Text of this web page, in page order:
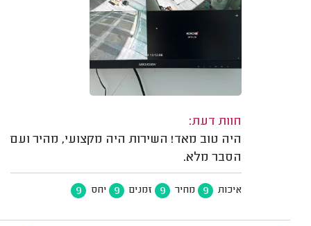
חוות דעת:
היה טוב מאד! השירות היה מקצועי, מהיר ועם
הסבר מלא.
איכות 9 מחיר 9 זמנים 9 יחס 9